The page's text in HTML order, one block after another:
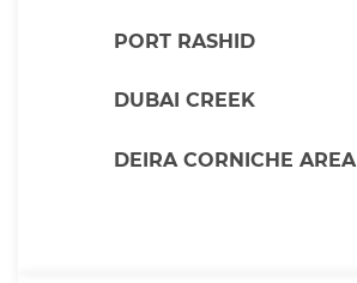
PORT RASHID
DUBAI CREEK
DEIRA CORNICHE AREA